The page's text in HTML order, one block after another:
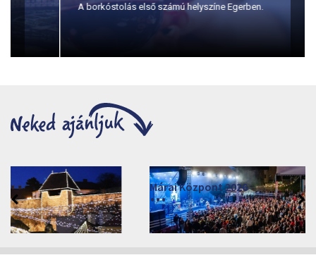
A borkóstolás első számú helyszíne Egerben.
Márai Központ 2026
2026. június 19. - 2026. augusztus 28.
Márai Központ, Eger 3300, Szépasszony-völgy 35.